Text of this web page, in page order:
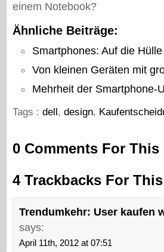
einem Notebook?
Ähnliche Beiträge:
Smartphones: Auf die
Von kleinen Geräten mit
Mehrheit der Smartphone-
Tags : dell, design,
0 Comments For This
4 Trackbacks For
Trendumkehr: User kaufen
says:
April 11th, 2012 at 07:51